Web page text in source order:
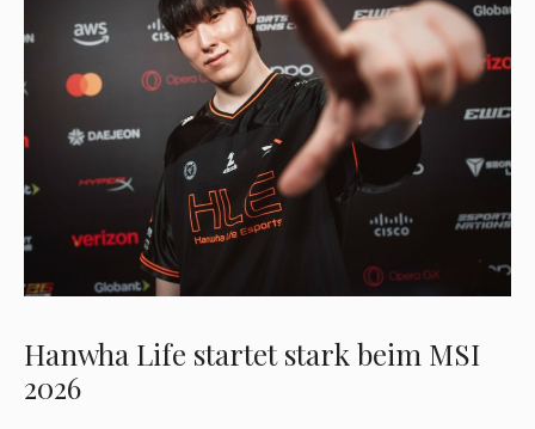
Hanwha Life startet stark beim MSI
2026